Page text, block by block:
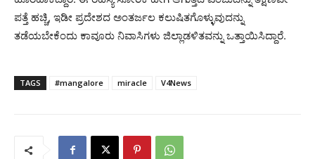
ಪತ್ತೆ ಹಚ್ಚಿ, ಇಡೀ ಪ್ರದೇಶದ ಅಂತರ್ಜಲ ಕಲುಷಿತಗೊಳ್ಳುವುದನ್ನು
ತಡೆಯಬೇಕೆಂದು ಕಾವೂರು ನಿವಾಸಿಗಳು ಜಿಲ್ಲಾಡಳಿತವನ್ನು ಒತ್ತಾಯಿಸಿದ್ದಾರೆ.
TAGS #mangalore miracle V4News